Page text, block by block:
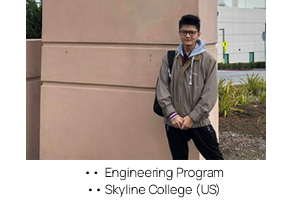
•• Engineering Program
•• Skyline College (US)